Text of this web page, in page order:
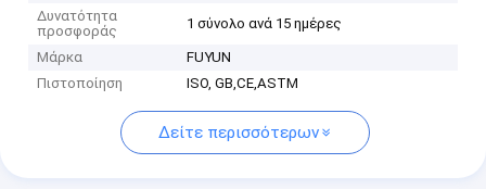
Δυνατότητα
προσφοράς
1 σύνολο ανά 15 ημέρες
Μάρκα
FUYUN
Πιστοποίηση
ISO, GB,CE,ASTM
Δείτε περισσότερων